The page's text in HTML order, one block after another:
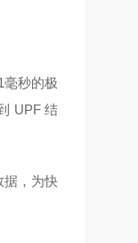
毫秒的极
UPF 结
据，为快